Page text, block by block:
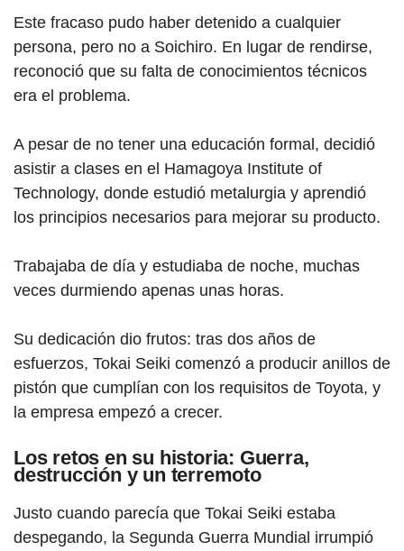
Este fracaso pudo haber detenido a cualquier
persona, pero no a Soichiro. En lugar de rendirse,
reconoció que su falta de conocimientos técnicos
era el problema.
A pesar de no tener una educación formal, decidió
asistir a clases en el Hamagoya Institute of
Technology, donde estudió metalurgia y aprendió
los principios necesarios para mejorar su producto.
Trabajaba de día y estudiaba de noche, muchas
veces durmiendo apenas unas horas.
Su dedicación dio frutos: tras dos años de
esfuerzos, Tokai Seiki comenzó a producir anillos de
pistón que cumplían con los requisitos de Toyota, y
la empresa empezó a crecer.
Los retos en su historia: Guerra,
destrucción y un terremoto
Justo cuando parecía que Tokai Seiki estaba
despegando, la Segunda Guerra Mundial irrumpió